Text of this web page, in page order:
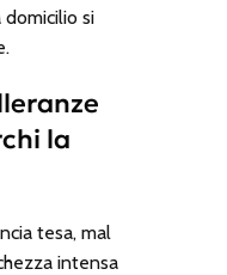
si
la
tesa, mal
intensa